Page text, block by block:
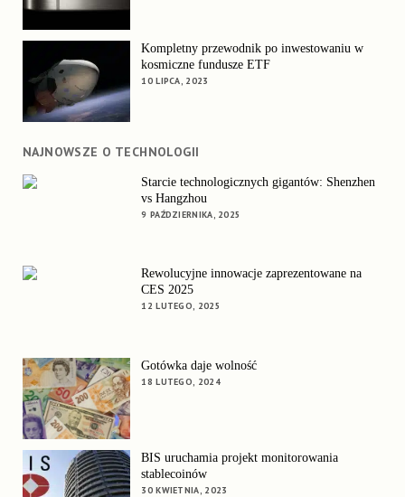
Kompletny przewodnik po inwestowaniu w
kosmiczne fundusze ETF
10 LIPCA, 2023
NAJNOWSZE O TECHNOLOGII
Starcie technologicznych gigantów: Shenzhen
vs Hangzhou
9 PAŹDZIERNIKA, 2025
Rewolucyjne innowacje zaprezentowane na
CES 2025
12 LUTEGO, 2025
Gotówka daje wolność
18 LUTEGO, 2024
BIS uruchamia projekt monitorowania
stablecoinów
30 KWIETNIA, 2023